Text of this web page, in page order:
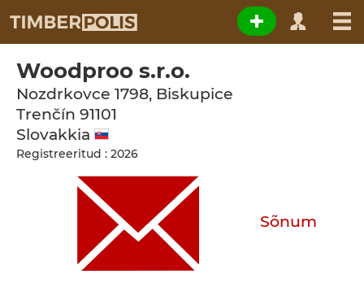
Woodproo s.r.o.
Nozdrkovce 1798, Biskupice
Trenčín 91101
Slovakkia
Registreeritud : 2026
Sõnum